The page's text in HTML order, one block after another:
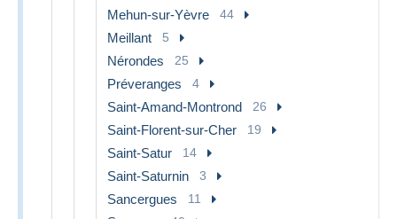
Mehun-sur-Yèvre 44
Meillant 5
Nérondes 25
Préveranges 4
Saint-Amand-Montrond 26
Saint-Florent-sur-Cher 19
Saint-Satur 14
Saint-Saturnin 3
Sancergues 11